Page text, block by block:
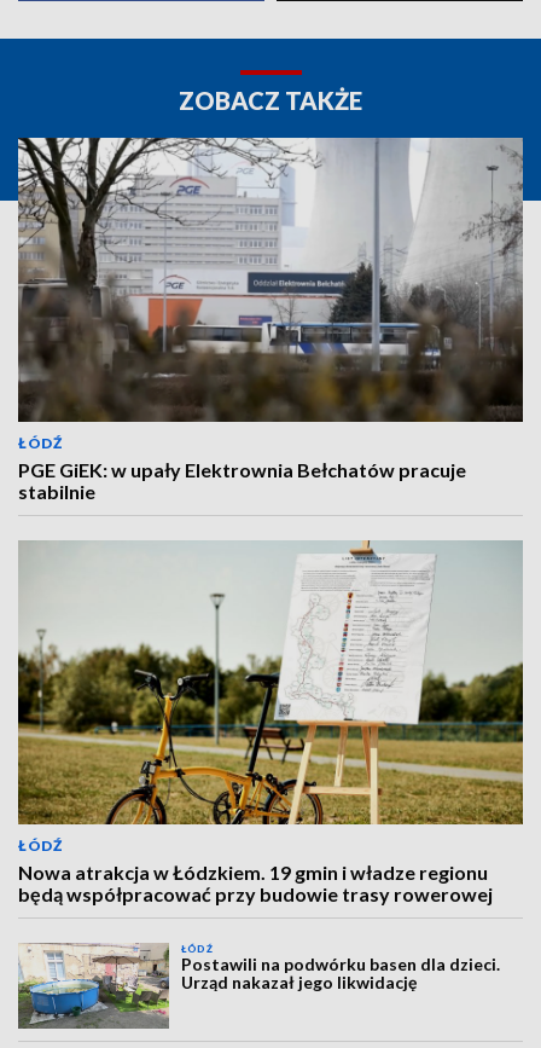
ZOBACZ TAKŻE
ŁÓDŹ
PGE GiEK: w upały Elektrownia Bełchatów pracuje
stabilnie
ŁÓDŹ
Nowa atrakcja w Łódzkiem. 19 gmin i władze regionu
będą współpracować przy budowie trasy rowerowej
ŁÓDŹ
Postawili na podwórku basen dla dzieci.
Urząd nakazał jego likwidację